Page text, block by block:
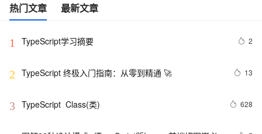
热门文章 最新文章
1 TypeScript学习摘要 2
2 TypeScript 终极入门指南：从零到精通 🚀 13
3 TypeScript  Class(类) 628